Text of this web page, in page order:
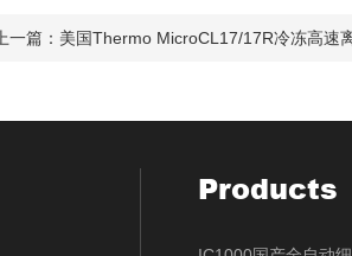
上一篇： 美国Thermo MicroCL17/17R冷冻高速
Products